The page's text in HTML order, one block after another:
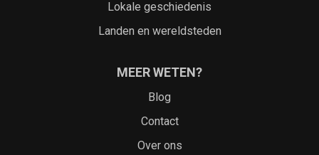
Lokale geschiedenis
Landen en wereldsteden
MEER WETEN?
Blog
Contact
Over ons